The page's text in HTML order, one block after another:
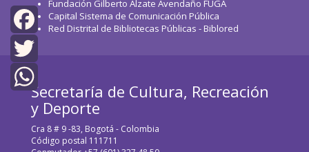
Facebook
Twitter
WhatsApp
Fundación Gilberto Alzate Avendaño FUGA
Capital Sistema de Comunicación Pública
Red Distrital de Bibliotecas Públicas - Biblored
Secretaría de Cultura, Recreación
y Deporte
Cra 8 # 9 -83, Bogotá - Colombia
Código postal 111711